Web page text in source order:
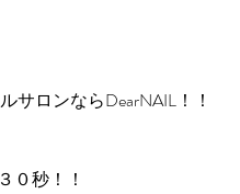
サロンならDearNAIL！！
０秒！！